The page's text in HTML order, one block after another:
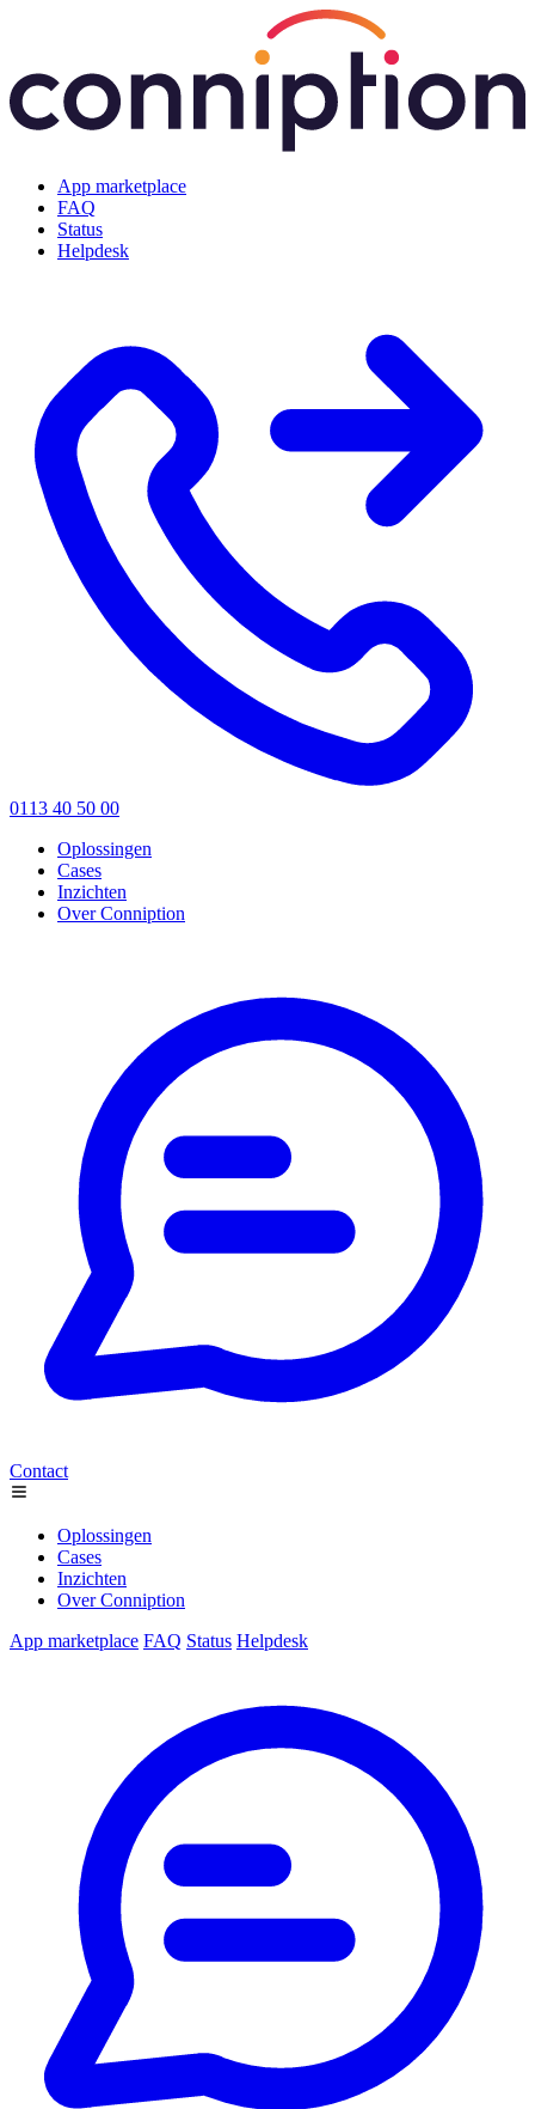
App marketplace
FAQ
Status
Helpdesk
0113 40 50 00
Oplossingen
Cases
Inzichten
Over Conniption
Contact
Oplossingen
Cases
Inzichten
Over Conniption
App marketplace FAQ Status Helpdesk